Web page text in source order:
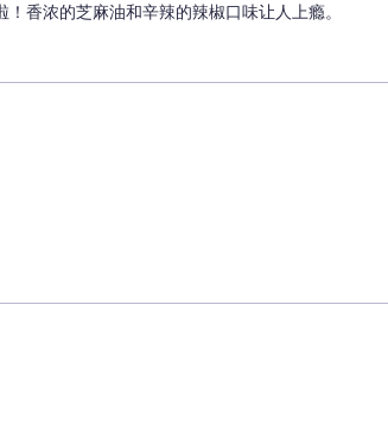
香浓的芝麻油和辛辣的辣椒口味让人上瘾。